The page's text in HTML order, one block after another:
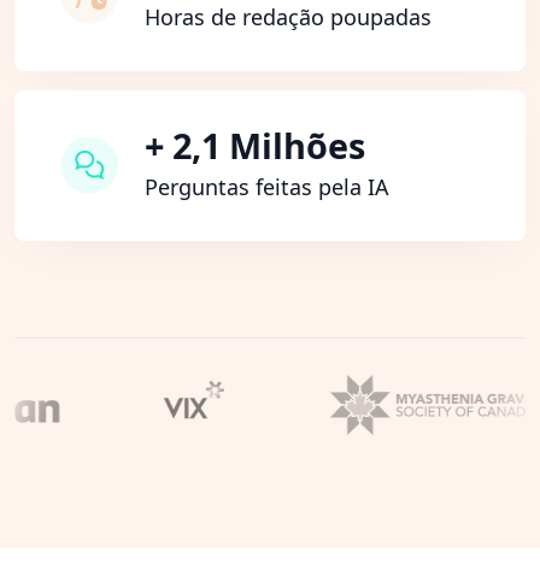
Horas de redação poupadas
+ 2,1 Milhões
Perguntas feitas pela IA